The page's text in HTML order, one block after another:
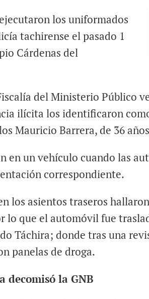
los uniformados
tachirense el pasado 1
Cárdenas del
del Ministerio Público
ilícita los identificaron
Mauricio Barrera, de 36
en un vehículo cuando las
correspondiente.
los asientos traseros
lo que el automóvil fue
Táchira; donde tras una
panelas de droga.
decomisó la GNB